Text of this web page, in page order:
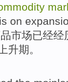
is on
市场已经经
升期。